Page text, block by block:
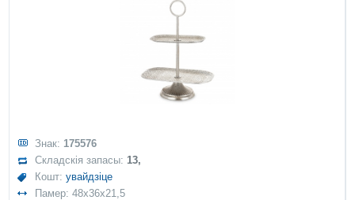
Знак: 175576
Складскія запасы:13,
Кошт:увайдзіце
Памер: 48x36x21,5